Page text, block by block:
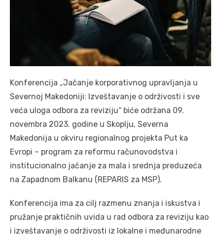
Konferencija „Jačanje korporativnog upravljanja u
Severnoj Makedoniji: Izveštavanje o održivosti i sve
veća uloga odbora za reviziju“ biće održana 09.
novembra 2023. godine u Skoplju, Severna
Makedonija u okviru regionalnog projekta Put ka
Evropi – program za reformu računovodstva i
institucionalno jačanje za mala i srednja preduzeća
na Zapadnom Balkanu (REPARIS za MSP).
Konferencija ima za cilj razmenu znanja i iskustva i
pružanje praktičnih uvida u rad odbora za reviziju kao
i izveštavanje o održivosti iz lokalne i međunarodne